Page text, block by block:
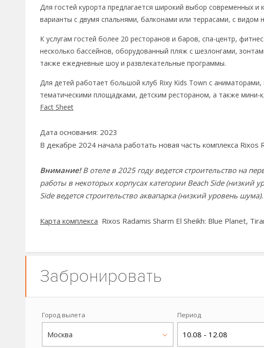
Для гостей курорта предлагается широкий выбор современных
варианты с двумя спальнями, балконами или террасами, с видом
К услугам гостей более 20 ресторанов и баров, спа-центр,
несколько бассейнов, оборудованный пляж с шезлонгами,
также ежедневные шоу и развлекательные программы.
Для детей работает большой клуб Rixy Kids Town с
тематическими площадками, детским рестораном, а также мини-
Fact Sheet
Дата основания: 2023
В декабре 2024 начала работать новая часть комплекса Rixos
Внимание!В отеле в 2025 году ведется строительство на
работы в некоторых корпусах категории Beach Side (низкий
Side ведется строительство аквапарка (низкий уровень шума).
Карта комплекса Rixos Radamis Sharm El Sheikh: Blue Planet,
Забронировать
Город вылета
Москва
Период
10.08 - 12.08